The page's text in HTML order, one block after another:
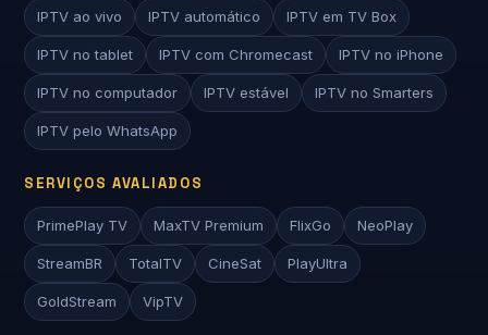
IPTV ao vivo IPTV automático IPTV em TV Box
IPTV no tablet IPTV com Chromecast IPTV no iPhone
IPTV no computador IPTV estável IPTV no Smarters
IPTV pelo WhatsApp
SERVIÇOS AVALIADOS
PrimePlay TV MaxTV Premium FlixGo NeoPlay
StreamBR TotalTV CineSat PlayUltra
GoldStream VipTV